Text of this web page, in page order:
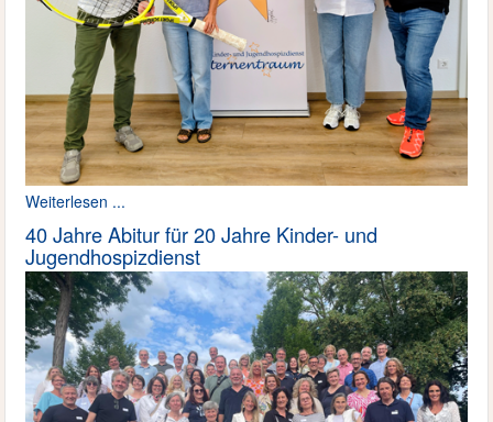
Weiterlesen ...
40 Jahre Abitur für 20 Jahre Kinder- und
Jugendhospizdienst